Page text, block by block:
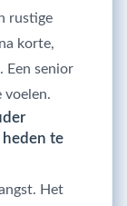
rustige
korte,
Een senior
voelen.
te
Het